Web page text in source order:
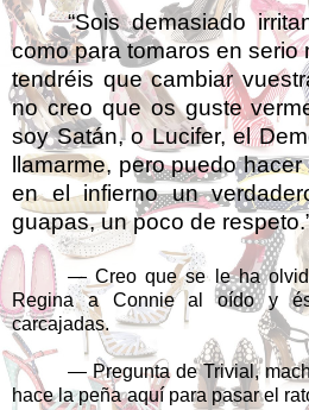
“Sois demasiado
como para tomaros en serio
tendréis que cambiar
no creo que os guste
soy Satán, o Lucifer, el
llamarme, pero puedo
en el infierno un
guapas, un poco de
— Creo que se le ha
Regina a Connie al oído y
carcajadas.
— Pregunta de Trivial,
hace la peña aquí para pasar el